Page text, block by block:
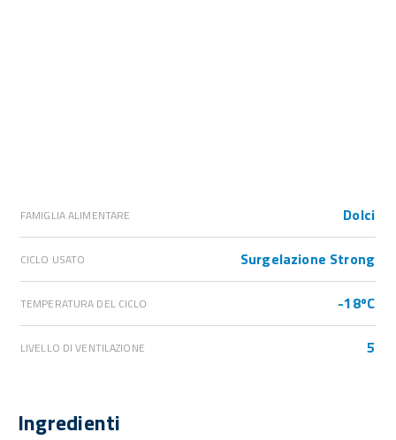
FAMIGLIA ALIMENTARE Dolci
CICLO USATO Surgelazione Strong
TEMPERATURA DEL CICLO -18ºC
LIVELLO DI VENTILAZIONE 5
Ingredienti